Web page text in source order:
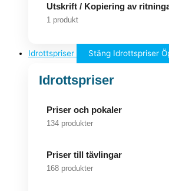
Utskrift / Kopiering av
1 produkt
Idrottspriser Stäng Idrottspriser
Idrottspriser
Priser och pokaler
134 produkter
Priser till tävlingar
168 produkter